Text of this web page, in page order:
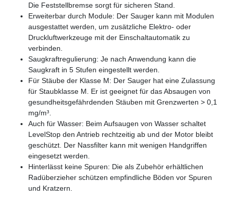
Die Feststellbremse sorgt für sicheren Stand.
Erweiterbar durch Module: Der Sauger kann mit Modulen
ausgestattet werden, um zusätzliche Elektro- oder
Druckluftwerkzeuge mit der Einschaltautomatik zu
verbinden.
Saugkraftregulierung: Je nach Anwendung kann die
Saugkraft in 5 Stufen eingestellt werden.
Für Stäube der Klasse M: Der Sauger hat eine Zulassung
für Staubklasse M. Er ist geeignet für das Absaugen von
gesundheitsgefährdenden Stäuben mit Grenzwerten > 0,1
mg/m³.
Auch für Wasser: Beim Aufsaugen von Wasser schaltet
LevelStop den Antrieb rechtzeitig ab und der Motor bleibt
geschützt. Der Nassfilter kann mit wenigen Handgriffen
eingesetzt werden.
Hinterlässt keine Spuren: Die als Zubehör erhältlichen
Radüberzieher schützen empfindliche Böden vor Spuren
und Kratzern.